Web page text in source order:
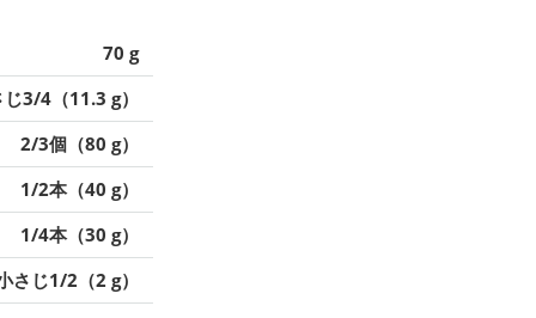
70 g
3/4（11.3 g）
2/3個（80 g）
1/2本（40 g）
1/4本（30 g）
さじ1/2（2 g）